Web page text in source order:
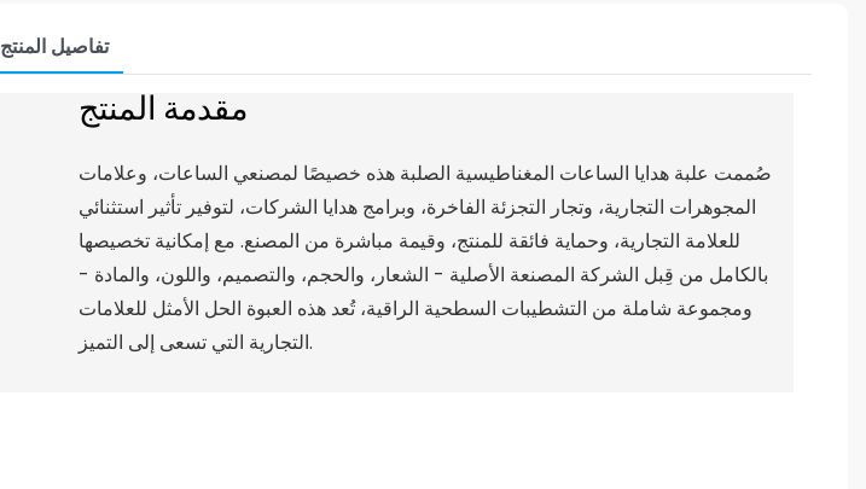
تفاصيل المنتج
مقدمة المنتج
صُممت علبة هدايا الساعات المغناطيسية الصلبة هذه خصيصًا لمصنعي الساعات، وعلامات
المجوهرات التجارية، وتجار التجزئة الفاخرة، وبرامج هدايا الشركات، لتوفير تأثير استثنائي
للعلامة التجارية، وحماية فائقة للمنتج، وقيمة مباشرة من المصنع. مع إمكانية تخصيصها
بالكامل من قِبل الشركة المصنعة الأصلية - الشعار، والحجم، والتصميم، واللون، والمادة -
ومجموعة شاملة من التشطيبات السطحية الراقية، تُعد هذه العبوة الحل الأمثل للعلامات
التجارية التي تسعى إلى التميز.